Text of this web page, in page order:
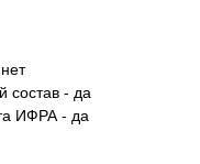
состав - да
ИФРА- да